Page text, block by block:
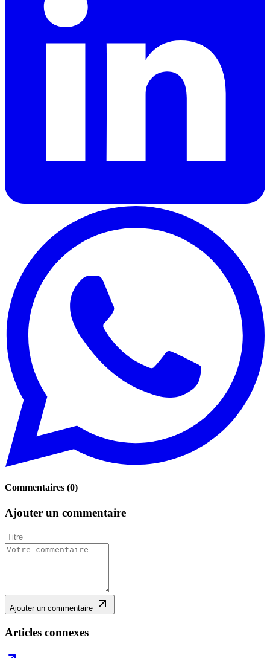
Commentaires (0)
Ajouter un commentaire
Ajouter un commentaire
Articles connexes